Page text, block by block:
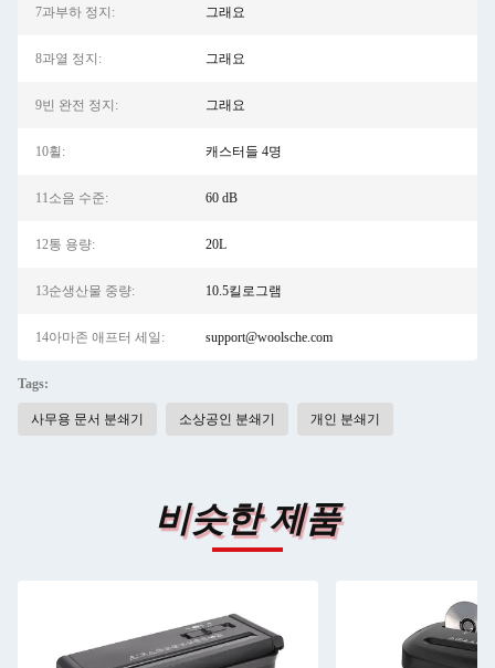
7과부하 정지: 그래요
8과열 정지: 그래요
9빈 완전 정지: 그래요
10휠: 캐스터들 4명
11소음 수준: 60 dB
12통 용량: 20L
13순생산물 중량: 10.5킬로그램
14아마존 애프터 세일: support@woolsche.com
Tags:
사무용 문서 분쇄기 소상공인 분쇄기 개인 분쇄기
비슷한 제품